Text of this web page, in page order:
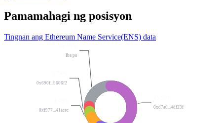
Pamamahagi ng posisyon
Tingnan ang Ethereum Name Service(ENS) data
Iba pa
0x690f...9606f2
0xf977...41acec
0xd7a0...4df23f